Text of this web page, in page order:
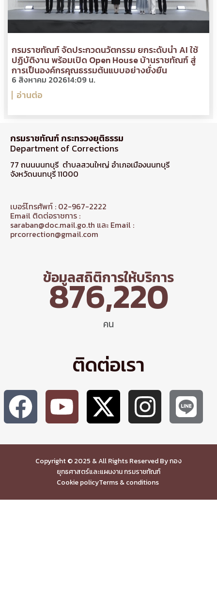
กรมราชทัณฑ์ จัดประกวดนวัตกรรม ยกระดับนำ AI ใช้
ปฏิบัติงาน พร้อมเปิด Open House บ้านราชทัณฑ์ สู่
การเป็นองค์กรคุณธรรมต้นแบบอย่างยั่งยืน
6 สิงหาคม 202614:09 น.
อ่านต่อ
กรมราชทัณฑ์ กระทรวงยุติธรรม
Department of Corrections
77 ถนนนนทบุรี ตำบลสวนใหญ่ อำเภอเมืองนนทบุรี
จังหวัดนนทบุรี 11000
เบอร์โทรศัพท์ : 02-967-2222
Email ติดต่อราชการ :
saraban@doc.mail.go.th และ Email :
prcorrection@gmail.com
ข้อมูลสถิติการให้บริการ
คน
876,220
ติดต่อเรา
Copyright © 2025 & All Rights Reserved By กอง
ยุทธศาสตร์และแผนงาน กรมราชทัณฑ์
Cookie policyTerms & conditions